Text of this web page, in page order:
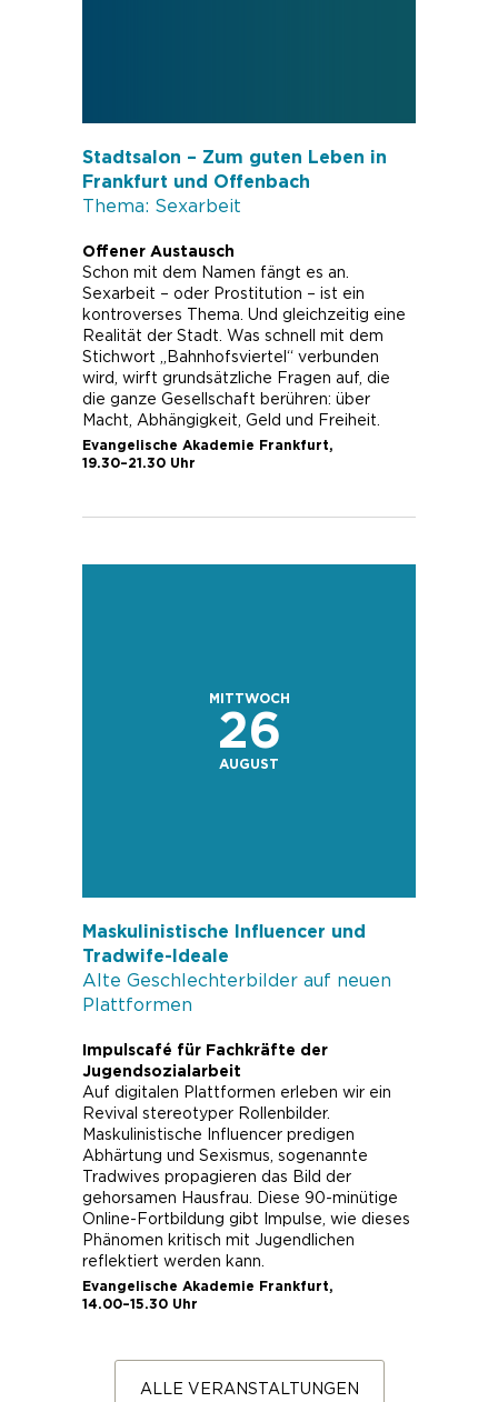
Stadtsalon – Zum guten Leben in
Frankfurt und Offenbach
Thema: Sexarbeit
Offener Austausch
Schon mit dem Namen fängt es an.
Sexarbeit – oder Prostitution – ist ein
kontroverses Thema. Und gleichzeitig eine
Realität der Stadt. Was schnell mit dem
Stichwort „Bahnhofsviertel“ verbunden
wird, wirft grundsätzliche Fragen auf, die
die ganze Gesellschaft berühren: über
Macht, Abhängigkeit, Geld und Freiheit.
Evangelische Akademie Frankfurt,
19.30–21.30 Uhr
MITTWOCH
26
AUGUST
Maskulinistische Influencer und
Tradwife-Ideale
Alte Geschlechterbilder auf neuen
Plattformen
Impulscafé für Fachkräfte der
Jugendsozialarbeit
Auf digitalen Plattformen erleben wir ein
Revival stereotyper Rollenbilder.
Maskulinistische Influencer predigen
Abhärtung und Sexismus, sogenannte
Tradwives propagieren das Bild der
gehorsamen Hausfrau. Diese 90-minütige
Online-Fortbildung gibt Impulse, wie dieses
Phänomen kritisch mit Jugendlichen
reflektiert werden kann.
Evangelische Akademie Frankfurt,
14.00–15.30 Uhr
ALLE VERANSTALTUNGEN